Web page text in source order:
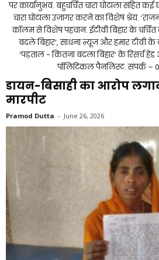
पर कार्यानुभव. बहुचर्चित चारा घोटाला सहित कई
चारा घोटाला उजागर करने का विशेष श्रेय.
कॉलम से विशेष पहचान. ईटीवी बिहार के चर्चित
बदले बिहार’, साधना न्यूज और हमार टीवी
‘पड़ताल - कितना बदला बिहार’ के रिसर्च
पॉलिटिकल पैनलिस्ट. संपर्क –
डायन-बिसाही का आरोप
मारपीट
Pramod Dutta - June 26, 2026